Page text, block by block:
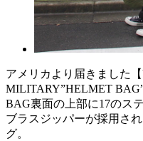
アメリカより届きました
MILITARY”HELMET
BAG裏面の上部に17のス
ブラスジッパーが採用さ
グ。